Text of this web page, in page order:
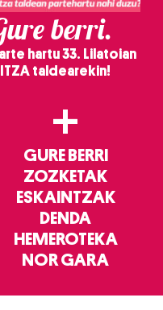
berri.
hartu 33. Lilatoian
taldearekin!
+
GURE BERRI
ZOZKETAK
ESKAINTZAK
DENDA
HEMEROTEKA
NOR GARA